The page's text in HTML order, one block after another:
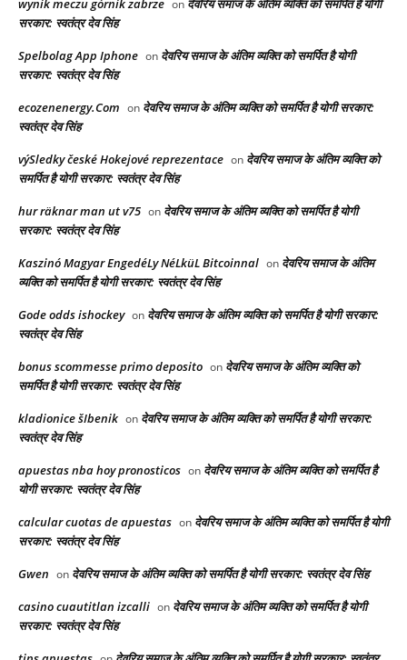
wynik meczu górnik zabrze on देवरिय समाज के अंतिम व्यक्ति को समर्पित है योगी
सरकार: स्वतंत्र देव सिंह
Spelbolag App Iphone on देवरिय समाज के अंतिम व्यक्ति को समर्पित है योगी
सरकार: स्वतंत्र देव सिंह
ecozenenergy.Com on देवरिय समाज के अंतिम व्यक्ति को समर्पित है योगी सरकार:
स्वतंत्र देव सिंह
výSledky české Hokejové reprezentace on देवरिय समाज के अंतिम व्यक्ति को
समर्पित है योगी सरकार: स्वतंत्र देव सिंह
hur räknar man ut v75 on देवरिय समाज के अंतिम व्यक्ति को समर्पित है योगी
सरकार: स्वतंत्र देव सिंह
Kaszinó Magyar EngedéLy NéLküL Bitcoinnal on देवरिय समाज के अंतिम
व्यक्ति को समर्पित है योगी सरकार: स्वतंत्र देव सिंह
Gode odds ishockey on देवरिय समाज के अंतिम व्यक्ति को समर्पित है योगी सरकार:
स्वतंत्र देव सिंह
bonus scommesse primo deposito on देवरिय समाज के अंतिम व्यक्ति को
समर्पित है योगी सरकार: स्वतंत्र देव सिंह
kladionice šIbenik on देवरिय समाज के अंतिम व्यक्ति को समर्पित है योगी सरकार:
स्वतंत्र देव सिंह
apuestas nba hoy pronosticos on देवरिय समाज के अंतिम व्यक्ति को समर्पित है
योगी सरकार: स्वतंत्र देव सिंह
calcular cuotas de apuestas on देवरिय समाज के अंतिम व्यक्ति को समर्पित है योगी
सरकार: स्वतंत्र देव सिंह
Gwen on देवरिय समाज के अंतिम व्यक्ति को समर्पित है योगी सरकार: स्वतंत्र देव सिंह
casino cuautitlan izcalli on देवरिय समाज के अंतिम व्यक्ति को समर्पित है योगी
सरकार: स्वतंत्र देव सिंह